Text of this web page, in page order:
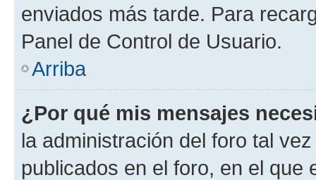
enviados más tarde. Para
Panel de Control de Usuario.
Arriba
¿Por qué mis mensajes
la administración del foro tal
publicados en el foro, en el